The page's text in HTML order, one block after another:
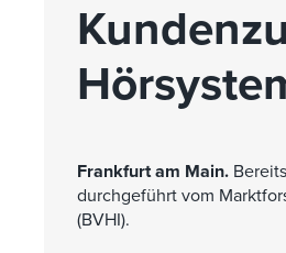
Frankfurt am Main.
durchgeführt vom
(BVHI).